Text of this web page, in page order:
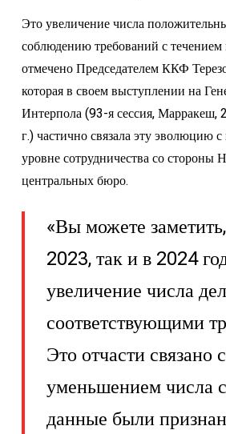
Это увеличение числа
соблюдению требований с
отмечено Председателем ККФ
которая в своем выступлении на
Интерпола (93-я сессия,
г.) частично связала эту эволюцию
уровне сотрудничества со стороны
центральных бюро.
«Вы можете
2023, так и в 2024
увеличение числа
соответствующими
Это отчасти связано с
уменьшением числа
данные были